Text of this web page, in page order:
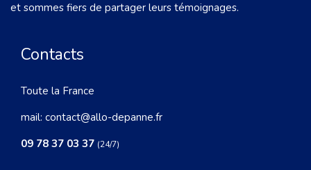
et sommes fiers de partager leurs témoignages.
Contacts
Toute la France
mail: contact@allo-depanne.fr
09 78 37 03 37 (24/7)